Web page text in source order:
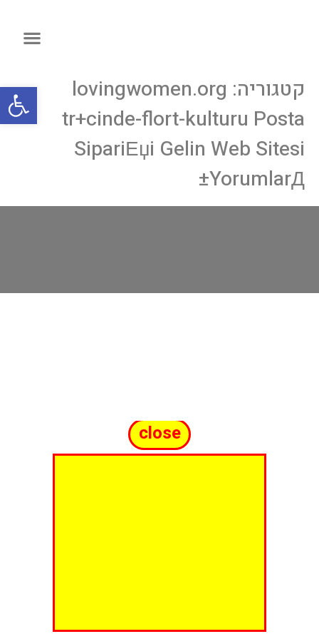
קטגוריה: lovingwomen.org
tr+cinde-flort-kulturu Posta
SipariЕџi Gelin Web Sitesi
YorumlarД±
close